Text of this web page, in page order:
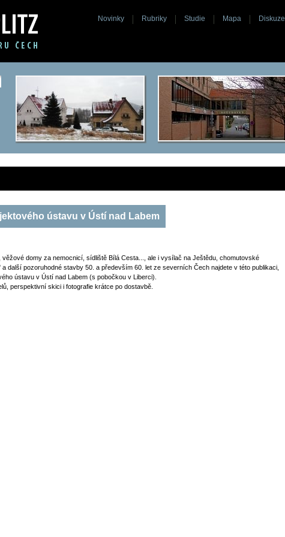
Novinky Rubriky Studie Mapa Diskuze
ústavu v Ústí nad Labem
domy za nemocnicí, sídliště Bílá Cesta..., ale i vysílač na Ještědu, chomutovské
další pozoruhodné stavby 50. a především 60. let ze severních Čech najdete v této publikaci,
ústavu v Ústí nad Labem (s pobočkou v Liberci).
perspektivní skici i fotografie krátce po dostavbě.